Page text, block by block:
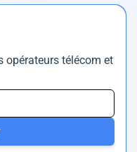
opérateurs télécom et